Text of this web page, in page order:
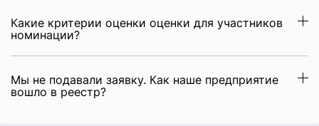
Какие критерии оценки оценки для участников
номинации?
Мы не подавали заявку. Как наше предприятие
вошло в реестр?